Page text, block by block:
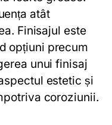
atât
Finisajul este
opțiuni precum
unui finisaj
estetic și
coroziunii.